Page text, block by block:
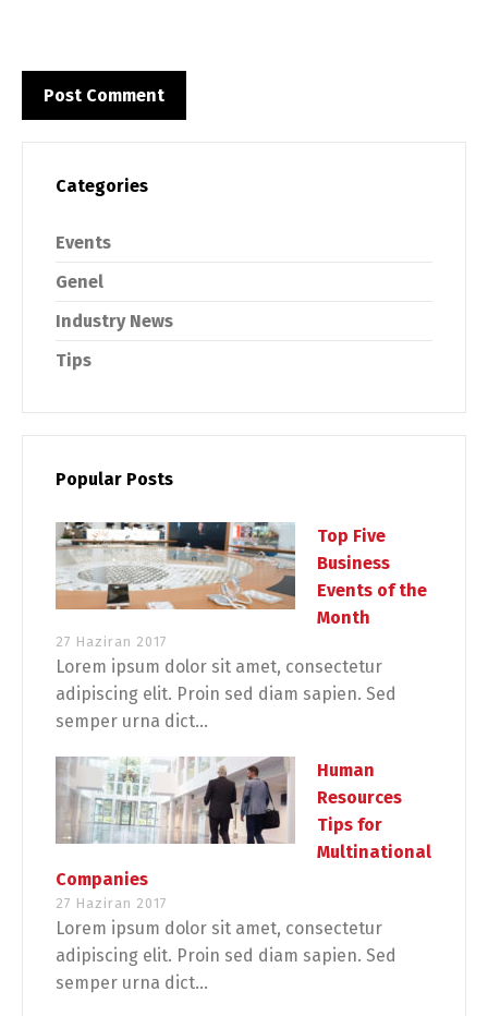
Categories
Events
Genel
Industry News
Tips
Popular Posts
Top Five
Business
Events of the
Month
27 Haziran 2017
Lorem ipsum dolor sit amet, consectetur
adipiscing elit. Proin sed diam sapien. Sed
semper urna dict...
Human
Resources
Tips for
Multinational
Companies
27 Haziran 2017
Lorem ipsum dolor sit amet, consectetur
adipiscing elit. Proin sed diam sapien. Sed
semper urna dict...